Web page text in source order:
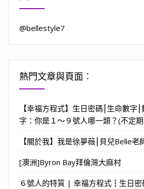
@bellestyle7
熱門文章與頁面︰
【幸福方程式】生日密碼⎮生命數字
字：你是１～９號人哪一類？(不定
【關於我】我是徐夢薇⎮貝兒Belle老
[澳洲]Byron Bay拜倫灣大麻村
６號人的特質 | 幸福方程式┇生日